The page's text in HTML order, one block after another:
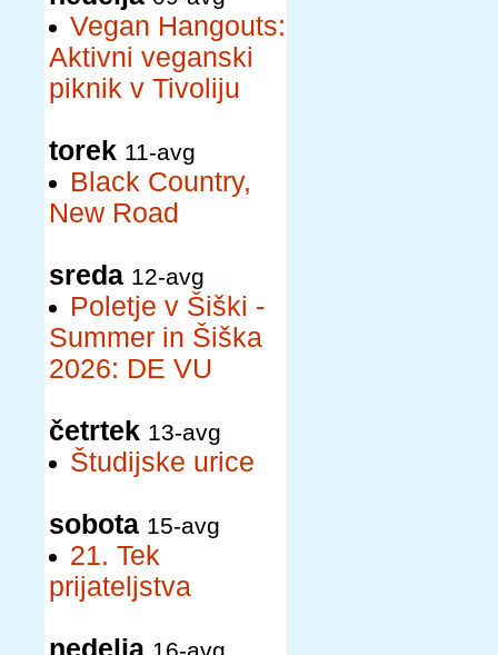
Vegan Hangouts:
Aktivni veganski
piknik v Tivoliju
torek 11-avg
Black Country,
New Road
sreda 12-avg
Poletje v Šiški -
Summer in Šiška
2026: DE VU
četrtek 13-avg
Študijske urice
sobota 15-avg
21. Tek
prijateljstva
nedelja